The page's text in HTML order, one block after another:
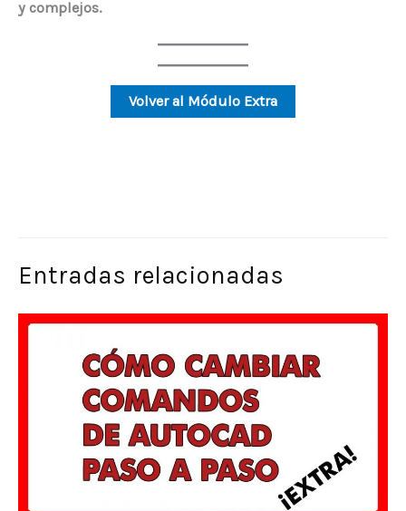
y complejos.
Volver al Módulo Extra
Entradas relacionadas